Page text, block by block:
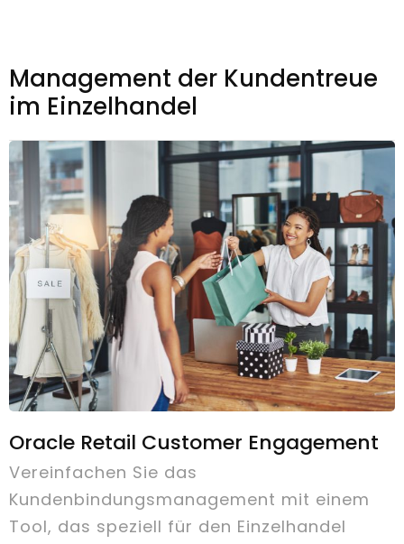
Management der Kundentreue
im Einzelhandel
Oracle Retail Customer Engagement
Vereinfachen Sie das
Kundenbindungsmanagement mit einem
Tool, das speziell für den Einzelhandel